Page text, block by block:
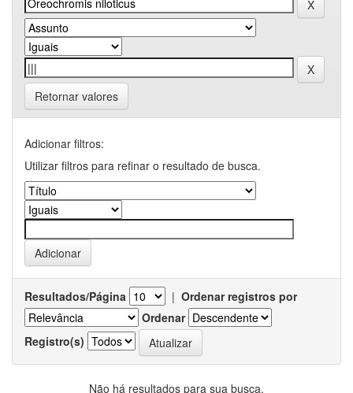
Retornar valores
Adicionar filtros:
Utilizar filtros para refinar o resultado de busca.
Resultados/Página | Ordenar registros por
Ordenar
Registro(s)
Não há resultados para sua busca.